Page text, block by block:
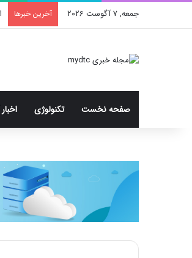
جمعه, 7 آگوست 2026 آخرین خبرها
صفحه نخست تکنولوژی